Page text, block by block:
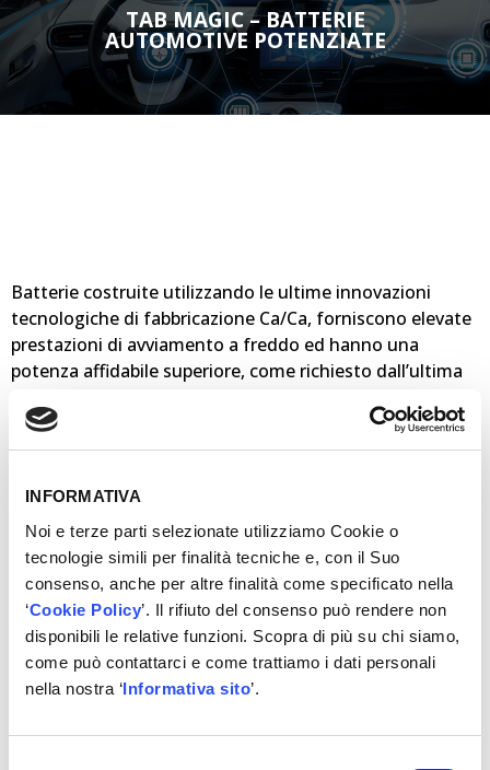
INFORMATIVA
Noi e terze parti selezionate utilizziamo Cookie o
tecnologie simili per finalità tecniche e, con il Suo
consenso, anche per altre finalità come specificato nella
‘Cookie Policy’. Il rifiuto del consenso può rendere non
disponibili le relative funzioni. Scopra di più su chi siamo,
come può contattarci e come trattiamo i dati personali
nella nostra ‘Informativa sito’.
TAB MAGIC – BATTERIE
AUTOMOTIVE POTENZIATE
Batterie costruite utilizzando le ultime innovazioni
tecnologiche di fabbricazione Ca/Ca, forniscono elevate
prestazioni di avviamento a freddo ed hanno una
potenza affidabile superiore, come richiesto dall’ultima
doppio coperchio SMF assicura totale protezione in
caduta e rende la batteria completamente esente da
Caratteristiche e vantaggi
• Doppio coperchio sigillato
• Capacità d’avviamento + 30% rispetto alle batterie
standard
• Elevata resistenza alla corrosione
• L’indicatore di livello (magic eye) permette un controllo
istantaneo dello stato della batteria
• Protezione contro le esplosioni che impedisce alla
• Adatte a veicoli con elevata richiesta energetica